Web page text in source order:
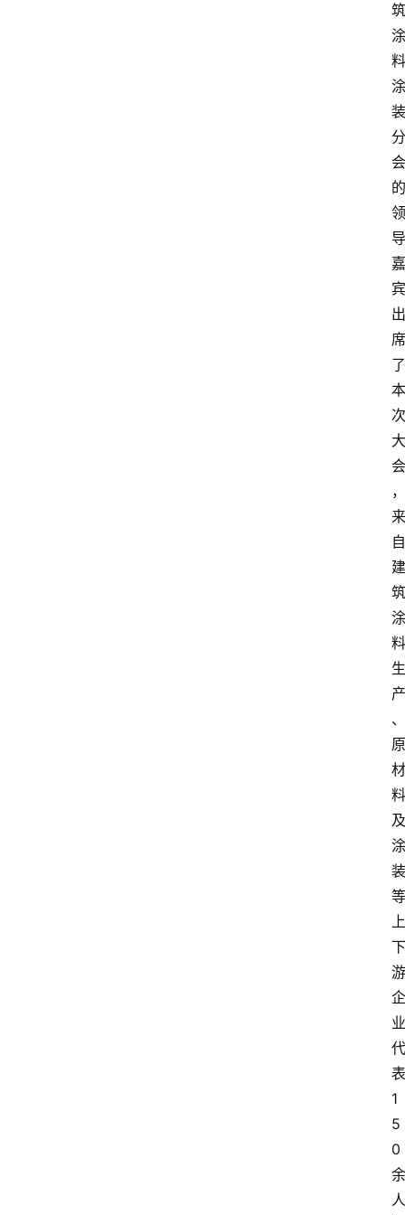
筑
涂
料
涂
装
分
会
的
领
导
嘉
宾
出
席
了
本
次
大
会
，
来
自
建
筑
涂
料
生
产
、
原
材
料
及
涂
装
等
上
下
游
企
业
代
表
1
5
0
余
人